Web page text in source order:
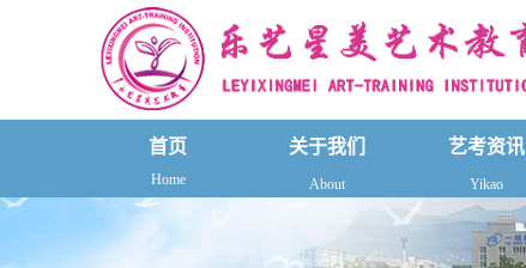
首页
Home
关于我们
About
艺考资讯
Yikao